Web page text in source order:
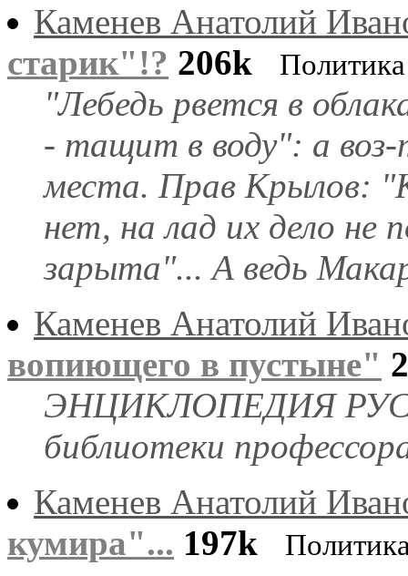
Каменев Анатолий
старик"!? 206k Политика
"Лебедь рвется в
- тащит в воду": а воз-
места. Прав Крылов:
нет, на лад их дело
зарыта"... А ведь
Каменев Анатолий
вопиющего в пустыне"
ЭНЦИКЛОПЕДИЯ
библиотеки
Каменев Анатолий
кумира"... 197k